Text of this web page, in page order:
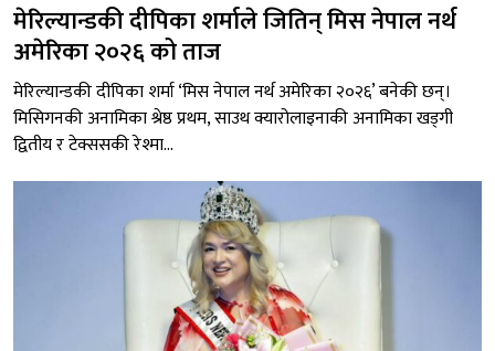
मेरिल्यान्डकी दीपिका शर्माले जितिन् मिस नेपाल नर्थ
अमेरिका २०२६ को ताज
मेरिल्यान्डकी दीपिका शर्मा ‘मिस नेपाल नर्थ अमेरिका २०२६’ बनेकी छन्।
मिसिगनकी अनामिका श्रेष्ठ प्रथम, साउथ क्यारोलाइनाकी अनामिका खड्गी
द्वितीय र टेक्ससकी रेश्मा...